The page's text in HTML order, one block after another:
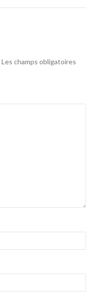
Les champs obligatoires